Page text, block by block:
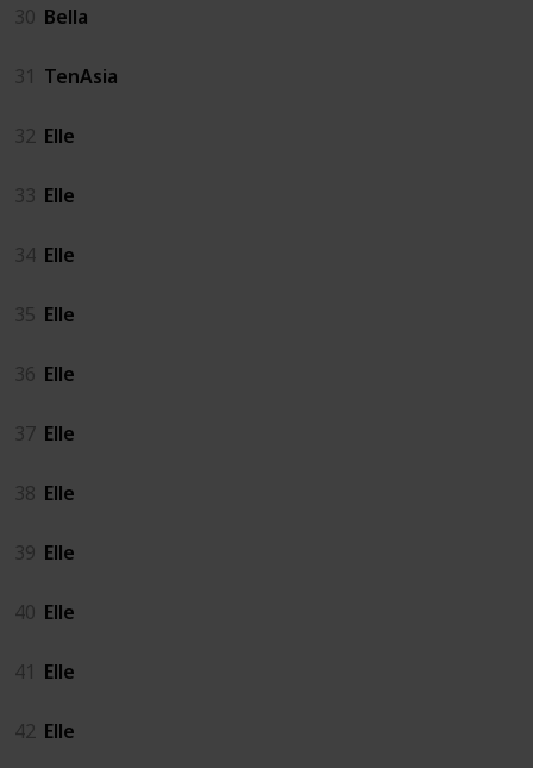
30 Bella
31 TenAsia
32 Elle
33 Elle
34 Elle
35 Elle
36 Elle
37 Elle
38 Elle
39 Elle
40 Elle
41 Elle
42 Elle